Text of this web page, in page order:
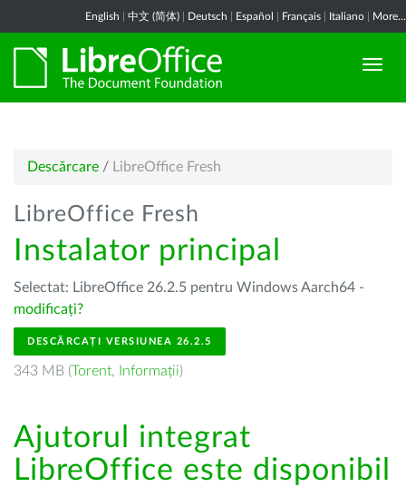
English 中文 (简体) Deutsch Español Français Italiano More...
Descărcare / LibreOffice Fresh
LibreOffice Fresh
Instalator principal
Selectat: LibreOffice 26.2.5 pentru Windows Aarch64 -
modificați?
DESCĂRCAȚI VERSIUNEA 26.2.5
343 MB (Torent, Informații)
Ajutorul integrat
LibreOffice este disponibil